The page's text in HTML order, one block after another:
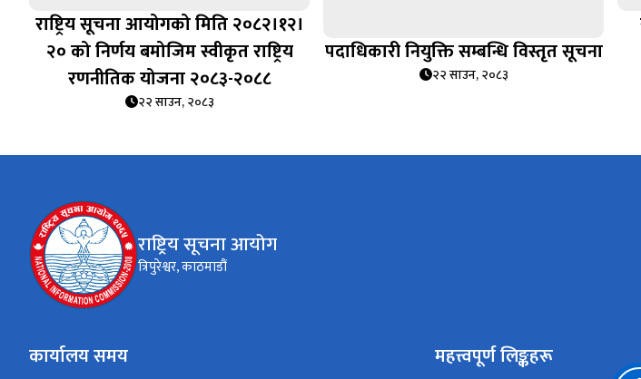
राष्ट्रिय सूचना आयोगको मिति २०८२।१२।
२० को निर्णय बमोजिम स्वीकृत राष्ट्रिय
रणनीतिक योजना २०८३-२०८८
२२ साउन, २०८३
पदाधिकारी नियुक्ति सम्बन्धि विस्तृत सूचना
२२ साउन, २०८३
राष्ट्रिय सूचना आयोग
त्रिपुरेश्वर, काठमाडौं
कार्यालय समय महत्त्वपूर्ण लिङ्कहरू